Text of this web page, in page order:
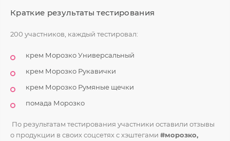
Краткие результаты тестирования
200 участников, каждый тестировал:
крем Морозко Универсальный
крем Морозко Рукавички
крем Морозко Румяные щечки
помада Морозко
По результатам тестирования участники оставили отзывы
о продукции в своих соцсетях с хэштегами #морозко,